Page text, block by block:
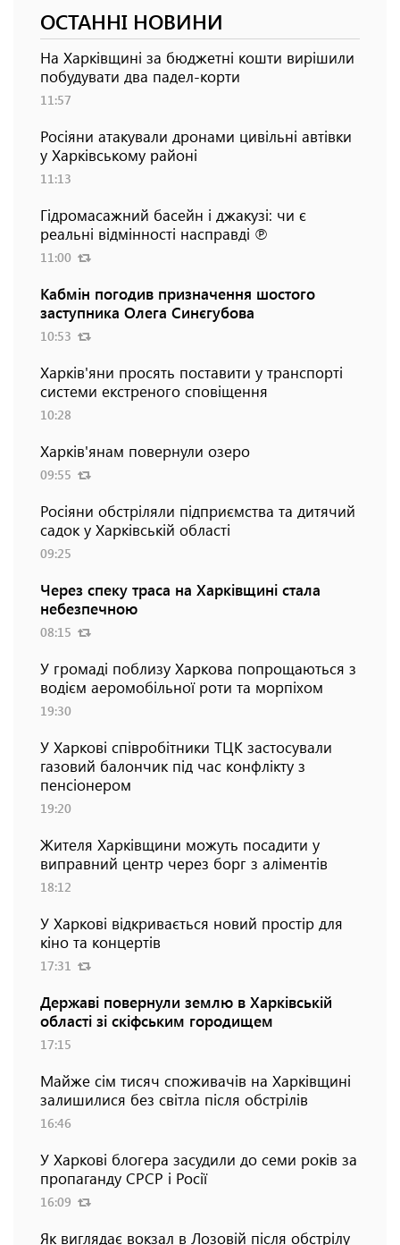
ОСТАННІ НОВИНИ
На Харківщині за бюджетні кошти вирішили
побудувати два падел-корти
11:57
Росіяни атакували дронами цивільні автівки
у Харківському районі
11:13
Гідромасажний басейн і джакузі: чи є
реальні відмінності насправді ℗
11:00
Кабмін погодив призначення шостого
заступника Олега Синєгубова
10:53
Харків'яни просять поставити у транспорті
системи екстреного сповіщення
10:28
Харків'янам повернули озеро
09:55
Росіяни обстріляли підприємства та дитячий
садок у Харківській області
09:25
Через спеку траса на Харківщині стала
небезпечною
08:15
У громаді поблизу Харкова попрощаються з
водієм аеромобільної роти та морпіхом
19:30
У Харкові співробітники ТЦК застосували
газовий балончик під час конфлікту з
пенсіонером
19:20
Жителя Харківщини можуть посадити у
виправний центр через борг з аліментів
18:12
У Харкові відкривається новий простір для
кіно та концертів
17:31
Державі повернули землю в Харківській
області зі скіфським городищем
17:15
Майже сім тисяч споживачів на Харківщині
залишилися без світла після обстрілів
16:46
У Харкові блогера засудили до семи років за
пропаганду СРСР і Росії
16:09
Як виглядає вокзал в Лозовій після обстрілу